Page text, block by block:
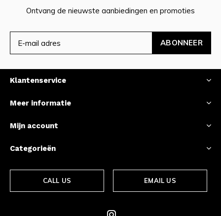
Ontvang de nieuwste aanbiedingen en promoties
ABONNEER
Klantenservice
Meer informatie
Mijn account
Categorieën
CALL US EMAIL US